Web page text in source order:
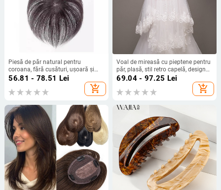
Piesă de păr natural pentru
coroana, fără cusături, ușoară și
subțire, acoperire într-o singură
56.81 - 78.51 Lei
add_shopping_cart
Voal de mireasă cu pieptene pentru
păr, plasă, stil retro capelă, design
inspirat de coroană
69.04 - 97.25 Lei
add_shopping_cart